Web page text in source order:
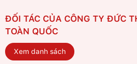
ĐỐI TÁC CỦA CÔNG TY ĐỨC
TOÀN QUỐC
Xem danh sách